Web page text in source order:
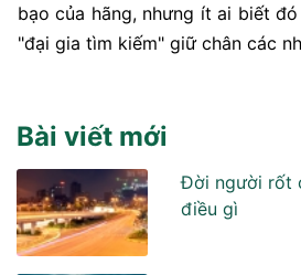
bạo của hãng, nhưng ít ai biết
"đại gia tìm kiếm" giữ chân các
Bài viết mới
Đời người rốt
điều gì